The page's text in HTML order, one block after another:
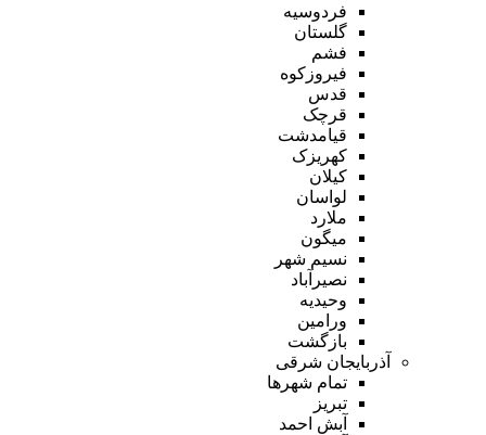
فردوسیه
گلستان
فشم
فیروزکوه
قدس
قرچک
قیامدشت
کهریزک
کیلان
لواسان
ملارد
میگون
نسیم شهر
نصیرآباد
وحیدیه
ورامین
بازگشت
آذربایجان شرقی
تمام شهر‌ها
تبریز
آبش احمد